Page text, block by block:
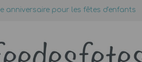
anniversaire pour les fêtes d'enfants